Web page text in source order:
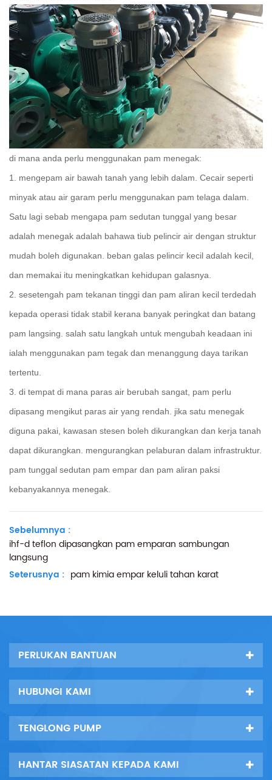
di mana anda perlu menggunakan pam menegak:
1. mengepam air bawah tanah yang lebih dalam. Cecair seperti
minyak atau air garam perlu menggunakan pam telaga dalam.
Satu lagi sebab mengapa pam sedutan tunggal yang besar
adalah menegak adalah bahawa tiub pelincir air dengan struktur
mudah boleh digunakan. beban galas pelincir kecil adalah kecil,
dan memakai itu meningkatkan kehidupan galasnya.
2. sesetengah pam tekanan tinggi dan pam aliran kecil terdedah
kepada operasi tidak stabil kerana banyak peringkat dan batang
pam langsing. salah satu langkah untuk mengubah keadaan ini
ialah menggunakan pam tegak dan menanggung daya tarikan
tertentu.
3. di tempat di mana paras air berubah sangat, pam perlu
dipasang mengikut paras air yang rendah. jika satu menegak
diguna pakai, kawasan stesen boleh dikurangkan dan kerja tanah
dapat dikurangkan.
mengurangkan pelaburan dalam infrastruktur.
pam tunggal sedutan pam empar dan pam aliran paksi
kebanyakannya menegak.
Sebelumnya :
ihf-d teflon dipasangkan pam emparan sambungan
langsung
Seterusnya : pam kimia empar keluli tahan karat
PERLUKAN BANTUAN
HUBUNGI KAMI
TENGLONG PUMP
HANTAR SIASATAN KEPADA KAMI